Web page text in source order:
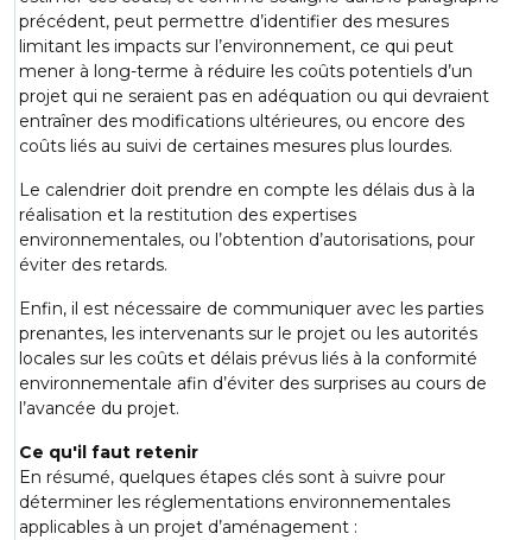
précédent, peut permettre d’identifier des mesures
limitant les impacts sur l’environnement, ce qui peut
mener à long-terme à réduire les coûts potentiels d’un
projet qui ne seraient pas en adéquation ou qui devraient
entraîner des modifications ultérieures, ou encore des
coûts liés au suivi de certaines mesures plus lourdes.
Le calendrier doit prendre en compte les délais dus à la
réalisation et la restitution des expertises
environnementales, ou l’obtention d’autorisations, pour
éviter des retards.
Enfin, il est nécessaire de communiquer avec les parties
prenantes, les intervenants sur le projet ou les autorités
locales sur les coûts et délais prévus liés à la conformité
environnementale afin d’éviter des surprises au cours de
l’avancée du projet.
Ce qu'il faut retenir
En résumé, quelques étapes clés sont à suivre pour
déterminer les réglementations environnementales
applicables à un projet d’aménagement :